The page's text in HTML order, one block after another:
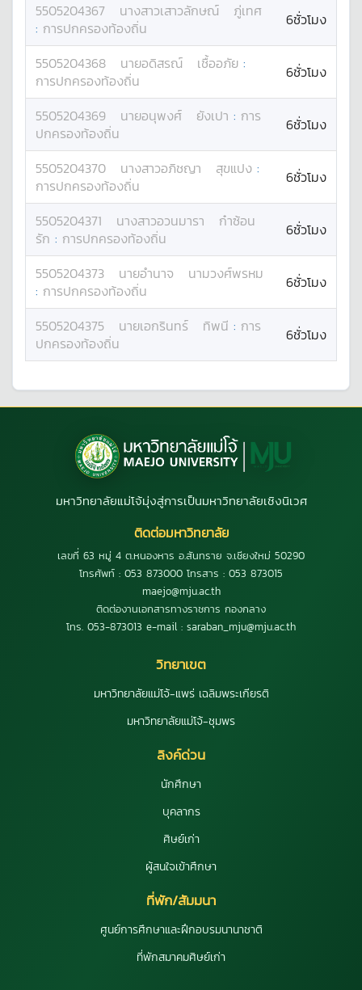
5505204367 นางสาวเสาวลักษณ์
ภู่เทศ
: การปกครองท้องถิ่น 6ชั่วโมง
5505204368 นายอดิสรณ์ เชื้ออภัย :
การปกครองท้องถิ่น
6ชั่วโมง
5505204369 นายอนุพงศ์ ยังเปา : การ
ปกครองท้องถิ่น
6ชั่วโมง
5505204370 นางสาวอภิชญา สุขแปง :
การปกครองท้องถิ่น
6ชั่วโมง
5505204371 นางสาวอวนมารา
ก๋าซ้อน
รัก : การปกครองท้องถิ่น 6ชั่วโมง
5505204373 นายอำนาจ
นามวงศ์พรหม
: การปกครองท้องถิ่น 6ชั่วโมง
5505204375 นายเอกรินทร์ ทิพนี : การ
ปกครองท้องถิ่น
6ชั่วโมง
มหาวิทยาลัยแม่โจ้มุ่งสู่การเป็นมหาวิทยาลัยเชิงนิเวศ
ติดต่อมหาวิทยาลัย
เลขที่ 63 หมู่ 4 ต.หนองหาร อ.สันทราย จ.เชียงใหม่ 50290
โทรศัพท์ : 053 873000 โทรสาร : 053 873015
maejo@mju.ac.th
ติดต่องานเอกสารทางราชการ กองกลาง
โทร. 053-873013 e-mail : saraban_mju@mju.ac.th
วิทยาเขต
มหาวิทยาลัยแม่โจ้-แพร่ เฉลิมพระเกียรติ
มหาวิทยาลัยแม่โจ้-ชุมพร
ลิงค์ด่วน
นักศึกษา
บุคลากร
ศิษย์เก่า
ผู้สนใจเข้าศึกษา
ที่พัก/สัมมนา
ศูนย์การศึกษาและฝึกอบรมนานาชาติ
ที่พักสมาคมศิษย์เก่า